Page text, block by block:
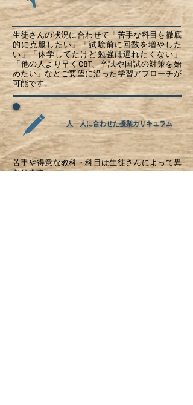
生徒さんの状況に合わせて「苦手な科目を徹底
的に克服したい」「試験前に回数を増やした
い」「休学してたけど勉強は遅れたくない」
「他の人より早くCBT、卒試や国試の対策を始
めたい」などご要望に沿った学習アプローチが
可能です。
一人一人に合わせた授業カリキュラム
苦手や得意な教科・科目は生徒さんによって異
なります。